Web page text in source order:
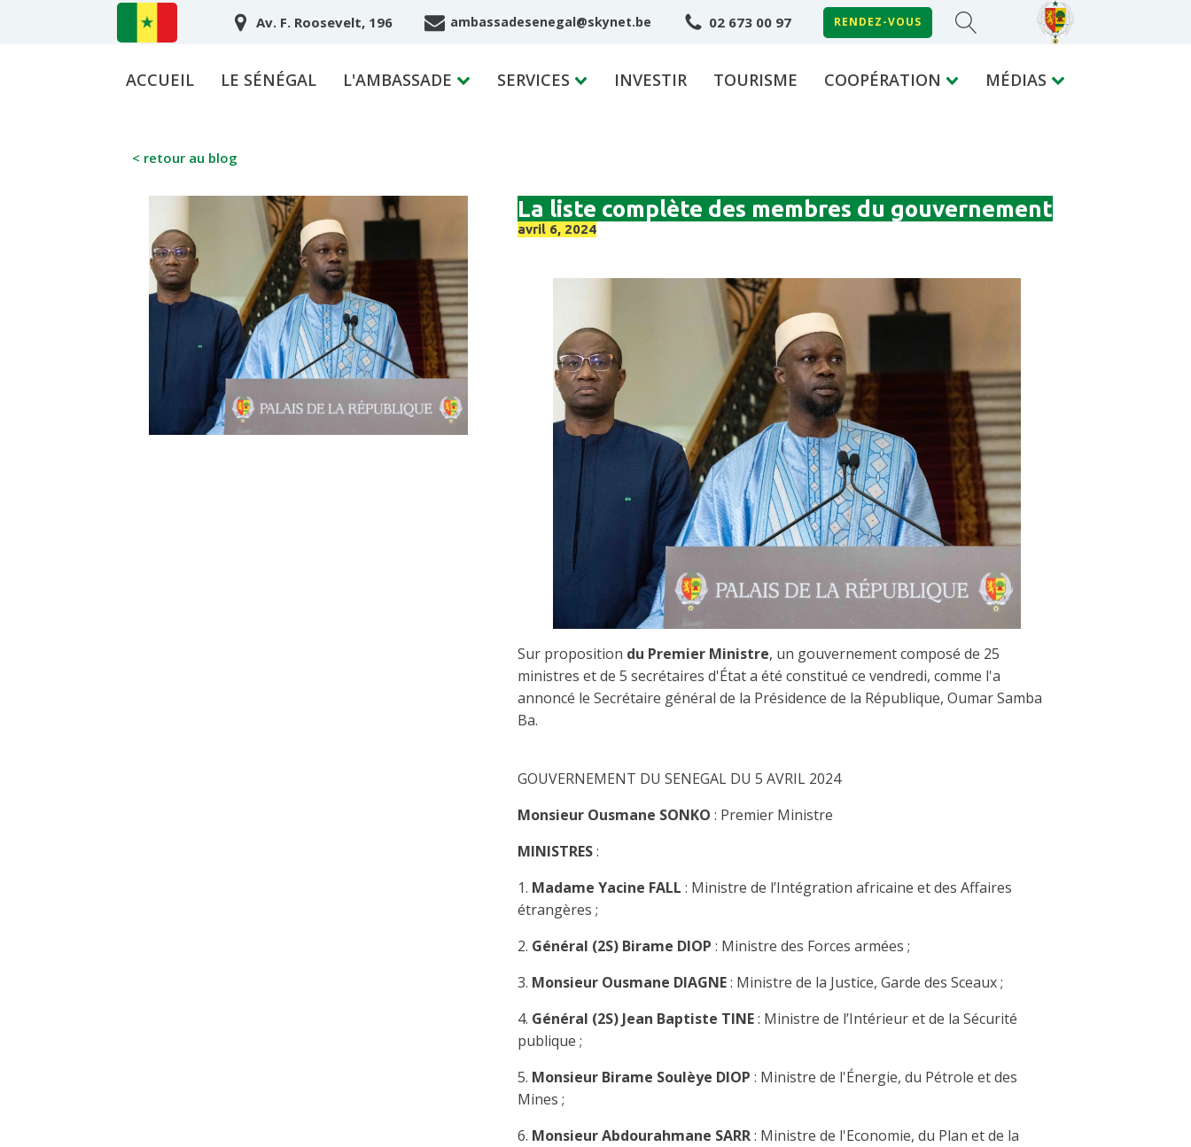
Av. F. Roosevelt, 196 ambassadesenegal@skynet.be 02 673 00 97 RENDEZ-VOUS
ACCUEIL LE SÉNÉGAL L'AMBASSADE SERVICES INVESTIR TOURISME COOPÉRATION MÉDIAS
< retour au blog
La liste complète des membres du gouvernement
avril 6, 2024
Sur proposition du Premier Ministre, un gouvernement composé de 25
ministres et de 5 secrétaires d'État a été constitué ce vendredi, comme l'a
annoncé le Secrétaire général de la Présidence de la République, Oumar Samba
Ba.
GOUVERNEMENT DU SENEGAL DU 5 AVRIL 2024
Monsieur Ousmane SONKO : Premier Ministre
MINISTRES:
1. Madame Yacine FALL : Ministre de l’Intégration africaine et des Affaires
étrangères ;
2. Général (2S) Birame DIOP : Ministre des Forces armées ;
3. Monsieur Ousmane DIAGNE: Ministre de la Justice, Garde des Sceaux ;
4. Général (2S) Jean Baptiste TINE: Ministre de l’Intérieur et de la Sécurité
publique ;
5. Monsieur Birame Soulèye DIOP : Ministre de l'Énergie, du Pétrole et des
Mines ;
6. Monsieur Abdourahmane SARR: Ministre de l'Economie, du Plan et de la